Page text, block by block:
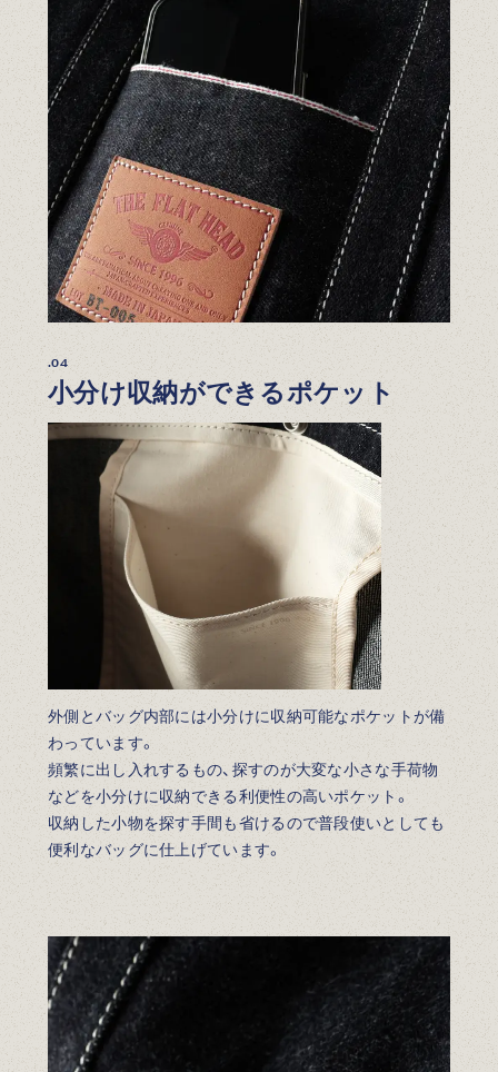
.04
小分け収納ができるポケット
外側とバッグ内部には小分けに収納可能なポケットが備
わっています。
頻繁に出し入れするもの、探すのが大変な小さな手荷物
などを小分けに収納できる利便性の高いポケット。
収納した小物を探す手間も省けるので普段使いとしても
便利なバッグに仕上げています。